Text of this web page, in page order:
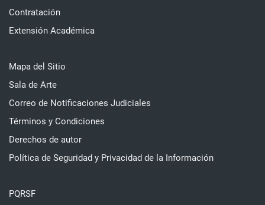
Contratación
Extensión Académica
Mapa del Sitio
Sala de Arte
Correo de Notificaciones Judiciales
Términos y Condiciones
Derechos de autor
Política de Seguridad y Privacidad de la Información
PQRSF